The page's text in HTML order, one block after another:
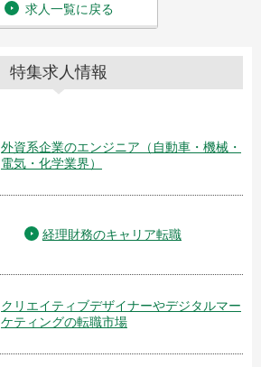
求人一覧に戻る
特集求人情報
外資系企業のエンジニア（自動車・機械・
電気・化学業界）
経理財務のキャリア転職
クリエイティブデザイナーやデジタルマー
ケティングの転職市場